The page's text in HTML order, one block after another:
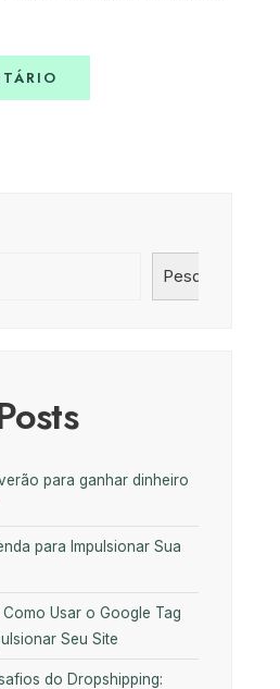
Pesquisar
para ganhar dinheiro
para Impulsionar Sua
Usar o Google Tag
Seu Site
do Dropshipping: